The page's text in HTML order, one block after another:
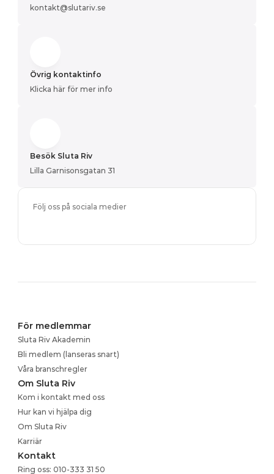
Följ oss på sociala medier
kontakt@slutariv.se
Övrig kontaktinfo
Klicka här för mer info
Besök Sluta Riv
Lilla Garnisonsgatan 31
För medlemmar
Sluta Riv Akademin
Bli medlem (lanseras snart)
Våra branschregler
Om Sluta Riv
Kom i kontakt med oss
Hur kan vi hjälpa dig
Om Sluta Riv
Karriär
Kontakt
Ring oss: 010-333 31 50